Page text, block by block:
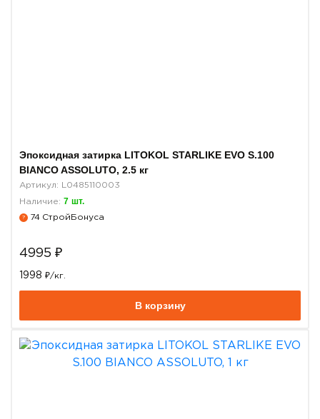
Эпоксидная затирка LITOKOL STARLIKE EVO S.100
BIANCO ASSOLUTO, 2.5 кг
Артикул: L0485110003
Наличие: 7 шт.
? 74 СтройБонуса
4995 ₽
1998 ₽/кг.
В корзину